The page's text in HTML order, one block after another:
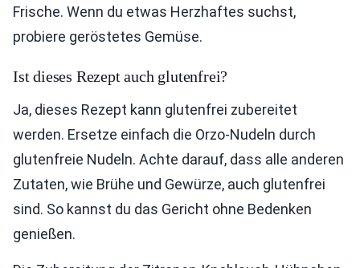
Frische. Wenn du etwas Herzhaftes suchst,
probiere geröstetes Gemüse.
Ist dieses Rezept auch glutenfrei?
Ja, dieses Rezept kann glutenfrei zubereitet
werden. Ersetze einfach die Orzo-Nudeln durch
glutenfreie Nudeln. Achte darauf, dass alle anderen
Zutaten, wie Brühe und Gewürze, auch glutenfrei
sind. So kannst du das Gericht ohne Bedenken
genießen.